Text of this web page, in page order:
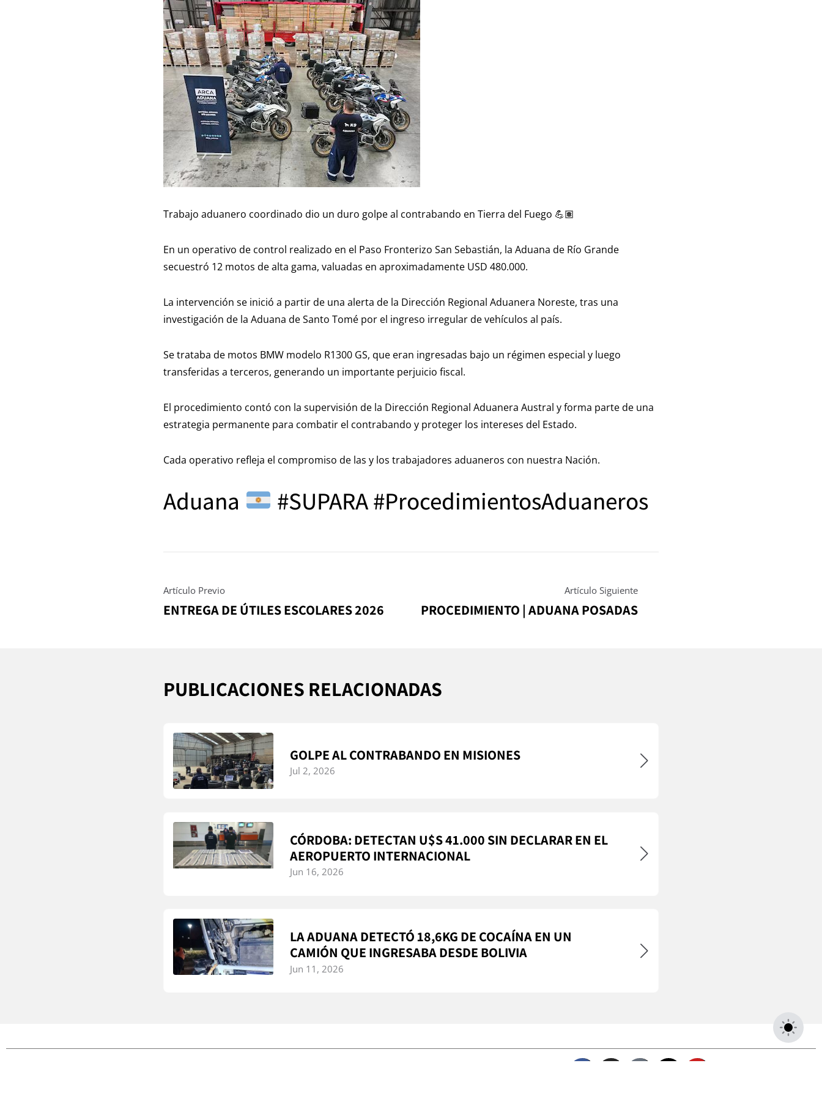
Trabajo aduanero coordinado dio un duro golpe al contrabando en Tierra del Fuego 💪🏽
En un operativo de control realizado en el Paso Fronterizo San Sebastián, la Aduana de Río Grande
secuestró 12 motos de alta gama, valuadas en aproximadamente USD 480.000.
La intervención se inició a partir de una alerta de la Dirección Regional Aduanera Noreste, tras una
investigación de la Aduana de Santo Tomé por el ingreso irregular de vehículos al país.
Se trataba de motos BMW modelo R1300 GS, que eran ingresadas bajo un régimen especial y luego
transferidas a terceros, generando un importante perjuicio fiscal.
El procedimiento contó con la supervisión de la Dirección Regional Aduanera Austral y forma parte de una
estrategia permanente para combatir el contrabando y proteger los intereses del Estado.
Cada operativo refleja el compromiso de las y los trabajadores aduaneros con nuestra Nación.
Aduana #SUPARA #ProcedimientosAduaneros
Artículo Previo
ENTREGA DE ÚTILES ESCOLARES 2026
Artículo Siguiente
PROCEDIMIENTO | ADUANA POSADAS
PUBLICACIONES RELACIONADAS
GOLPE AL CONTRABANDO EN MISIONES
Jul 2, 2026
CÓRDOBA: DETECTAN U$S 41.000 SIN DECLARAR EN EL
AEROPUERTO INTERNACIONAL
Jun 16, 2026
LA ADUANA DETECTÓ 18,6KG DE COCAÍNA EN UN
CAMIÓN QUE INGRESABA DESDE BOLIVIA
Jun 11, 2026